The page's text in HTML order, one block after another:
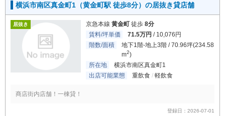
横浜市南区真金町1（黄金町駅 徒歩8分）の居抜き貸店舗
居抜き 京急本線 黄金町 徒歩 8分
賃料/坪単価
71.5万円 / 10,076円
階数/面積
地下1階-地上3階 / 70.96坪(234.58
m2)
所在地
横浜市南区真金町1
出店可能業態
重飲食 軽飲食
商店街内店舗！一棟貸！
登録日：2026-07-01